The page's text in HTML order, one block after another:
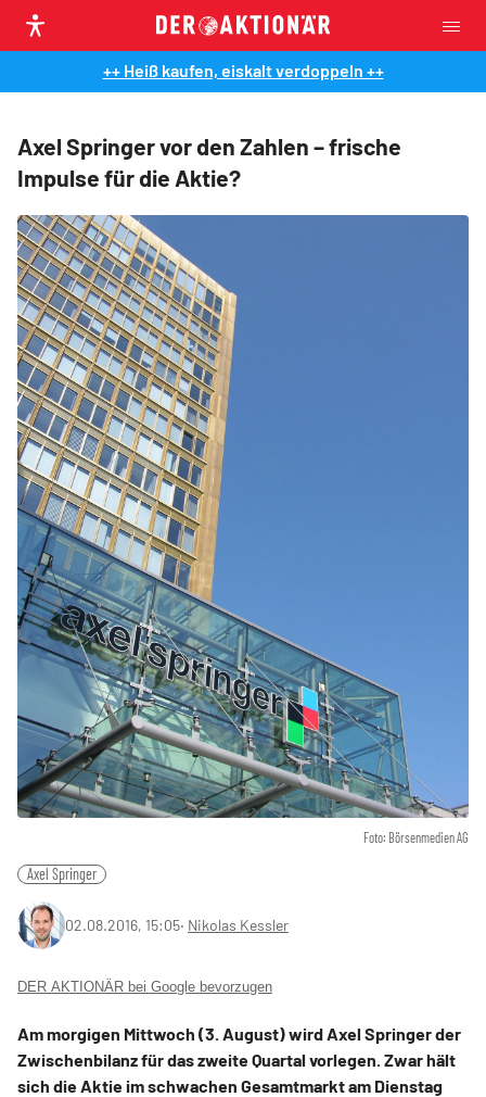
++ Heiß kaufen, eiskalt verdoppeln ++
Axel Springer vor den Zahlen – frische
Impulse für die Aktie?
Foto: Börsenmedien AG
Axel Springer
02.08.2016, 15:05‧ Nikolas Kessler
DER AKTIONÄR bei Google bevorzugen
Am morgigen Mittwoch (3. August) wird Axel Springer der
Zwischenbilanz für das zweite Quartal vorlegen. Zwar hält
sich die Aktie im schwachen Gesamtmarkt am Dienstag